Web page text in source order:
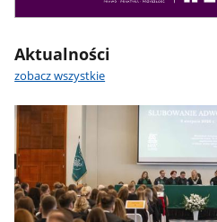
Aktualności
zobacz wszystkie